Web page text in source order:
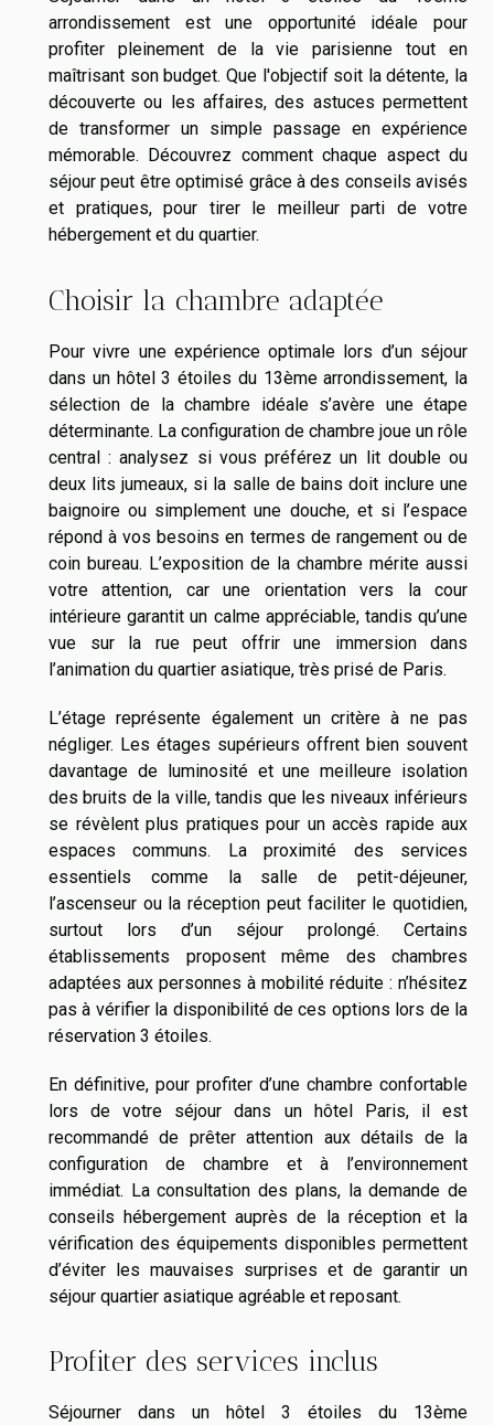
arrondissement est une opportunité idéale pour
profiter pleinement de la vie parisienne tout en
maîtrisant son budget. Que l'objectif soit la détente, la
découverte ou les affaires, des astuces permettent
de transformer un simple passage en expérience
mémorable. Découvrez comment chaque aspect du
séjour peut être optimisé grâce à des conseils avisés
et pratiques, pour tirer le meilleur parti de votre
hébergement et du quartier.
Choisir la chambre adaptée
Pour vivre une expérience optimale lors d’un séjour
dans un hôtel 3 étoiles du 13ème arrondissement, la
sélection de la chambre idéale s’avère une étape
déterminante. La configuration de chambre joue un rôle
central : analysez si vous préférez un lit double ou
deux lits jumeaux, si la salle de bains doit inclure une
baignoire ou simplement une douche, et si l’espace
répond à vos besoins en termes de rangement ou de
coin bureau. L’exposition de la chambre mérite aussi
votre attention, car une orientation vers la cour
intérieure garantit un calme appréciable, tandis qu’une
vue sur la rue peut offrir une immersion dans
l’animation du quartier asiatique, très prisé de Paris.
L’étage représente également un critère à ne pas
négliger. Les étages supérieurs offrent bien souvent
davantage de luminosité et une meilleure isolation
des bruits de la ville, tandis que les niveaux inférieurs
se révèlent plus pratiques pour un accès rapide aux
espaces communs. La proximité des services
essentiels comme la salle de petit-déjeuner,
l’ascenseur ou la réception peut faciliter le quotidien,
surtout lors d’un séjour prolongé. Certains
établissements proposent même des chambres
adaptées aux personnes à mobilité réduite : n’hésitez
pas à vérifier la disponibilité de ces options lors de la
réservation 3 étoiles.
En définitive, pour profiter d’une chambre confortable
lors de votre séjour dans un hôtel Paris, il est
recommandé de prêter attention aux détails de la
configuration de chambre et à l’environnement
immédiat. La consultation des plans, la demande de
conseils hébergement auprès de la réception et la
vérification des équipements disponibles permettent
d’éviter les mauvaises surprises et de garantir un
séjour quartier asiatique agréable et reposant.
Profiter des services inclus
Séjourner dans un hôtel 3 étoiles du 13ème